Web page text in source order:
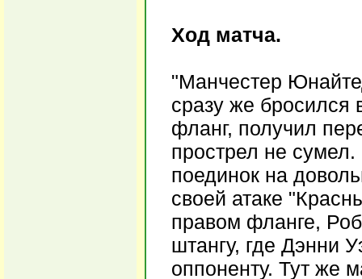
Ход матча.
"Манчестер
сразу же бросился
фланг, получил
прострел не
поединок на
своей атаке
правом фланге,
штангу, где Дэнни
оппоненту. Тут же